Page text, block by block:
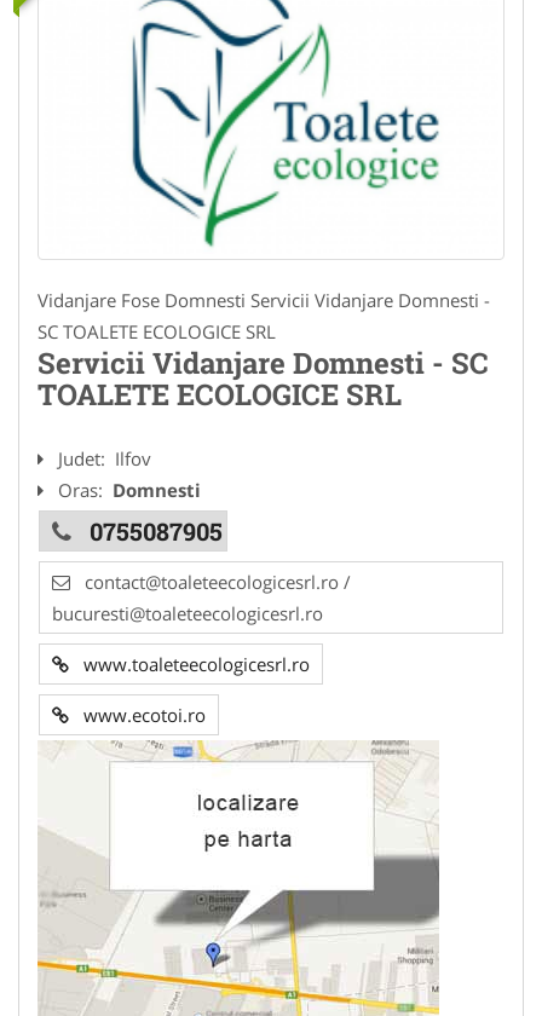
Vidanjare Fose Domnesti Servicii Vidanjare Domnesti -
SC TOALETE ECOLOGICE SRL
Servicii Vidanjare Domnesti - SC
TOALETE ECOLOGICE SRL
Judet: Ilfov
Oras: Domnesti
0755087905
contact@toaleteecologicesrl.ro /
bucuresti@toaleteecologicesrl.ro
www.toaleteecologicesrl.ro
www.ecotoi.ro